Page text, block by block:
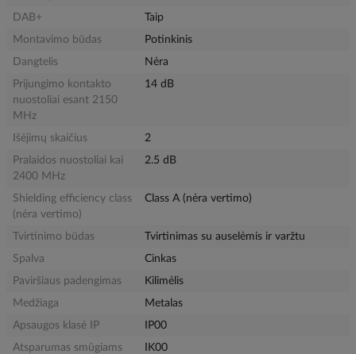
DAB+
Taip
Montavimo būdas
Potinkinis
Dangtelis
Nėra
Prijungimo kontakto
nuostoliai esant 2150
MHz
14 dB
Išėjimų skaičius
2
Pralaidos nuostoliai kai
2400 MHz
2.5 dB
Shielding efficiency class
(nėra vertimo)
Class A (nėra vertimo)
Tvirtinimo būdas
Tvirtinimas su auselėmis ir varžtu
Spalva
Cinkas
Paviršiaus padengimas
Kilimėlis
Medžiaga
Metalas
Apsaugos klasė IP
IP00
Atsparumas smūgiams
IK00